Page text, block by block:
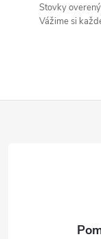
v
Stovky
Vážime si